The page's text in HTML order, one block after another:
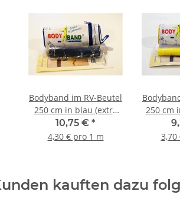
Bodyband im RV-Beutel
250 cm in blau (extra
stark)
10,75 € *
4,30 € pro 1 m
250 cm
3,70
kauften dazu